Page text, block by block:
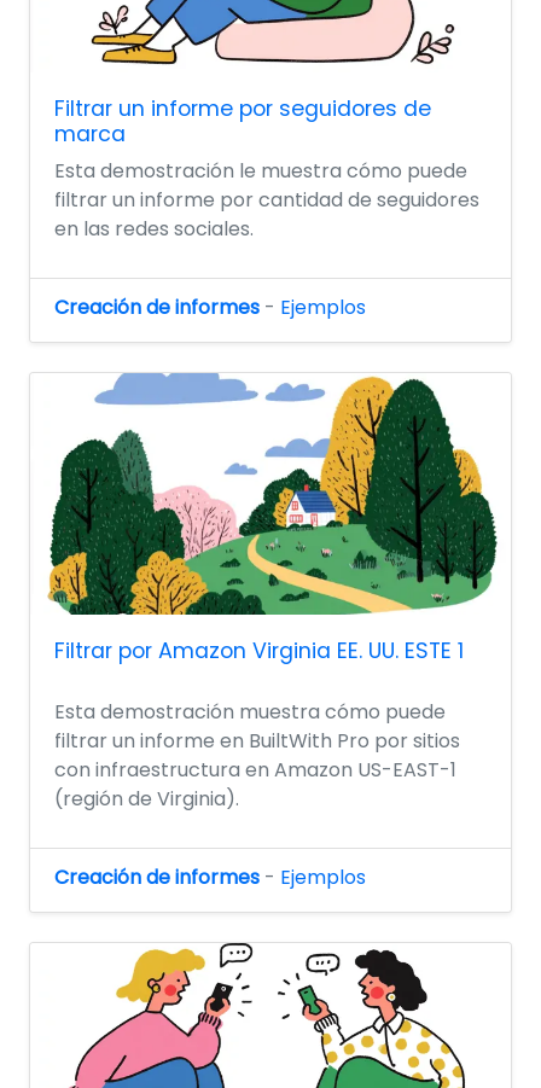
Filtrar un informe por seguidores de
marca
Esta demostración le muestra cómo puede
filtrar un informe por cantidad de seguidores
en las redes sociales.
Creación de informes - Ejemplos
Filtrar por Amazon Virginia EE. UU. ESTE 1
Esta demostración muestra cómo puede
filtrar un informe en BuiltWith Pro por sitios
con infraestructura en Amazon US-EAST-1
(región de Virginia).
Creación de informes - Ejemplos